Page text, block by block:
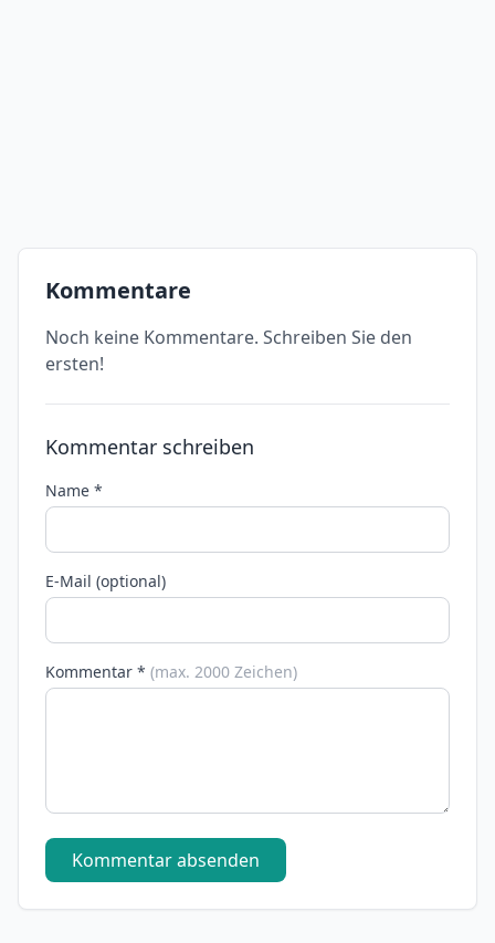
Kommentare
Noch keine Kommentare. Schreiben Sie den
ersten!
Kommentar schreiben
Name *
E-Mail (optional)
Kommentar * (max. 2000 Zeichen)
Kommentar absenden